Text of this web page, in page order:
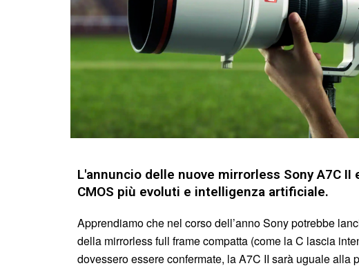
L'annuncio delle nuove mirrorless Sony A7C
CMOS più evoluti e intelligenza artificiale.
Apprendiamo che nel corso dell’anno Sony potrebbe
della mirrorless full frame compatta (come la C lascia
dovessero essere confermate, la A7C II sarà uguale alla